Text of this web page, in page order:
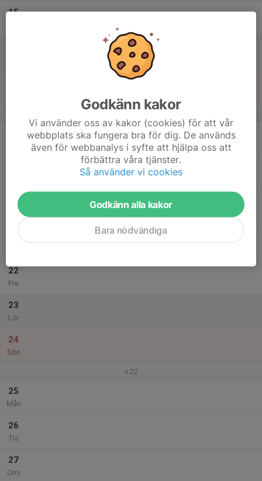
15
20
Ons
22
Fre
23
Lör
24
Sön
v.22
25
Mån
26
Tis
27
Ons
Godkänn kakor
Vi använder oss av kakor (cookies) för att vår
webbplats ska fungera bra för dig. De används
även för webbanalys i syfte att hjälpa oss att
förbättra våra tjänster.
Så använder vi cookies
Godkänn alla kakor
Bara nödvändiga